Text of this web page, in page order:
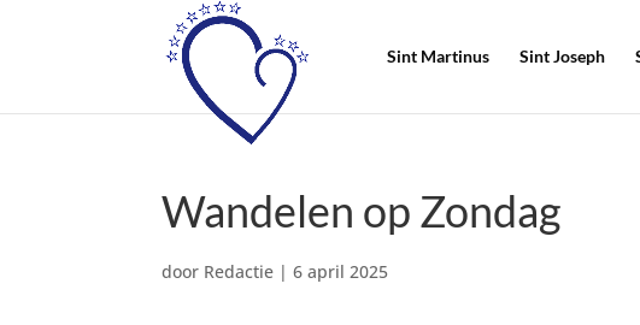
Sint Martinus Sint Joseph
Wandelen op Zondag
door Redactie |6 april 2025